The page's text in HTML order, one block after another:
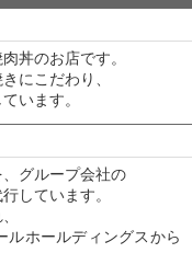
丼のお店です。
にこだわり、
います。
グループ会社の
しています。
ルホールディングスから